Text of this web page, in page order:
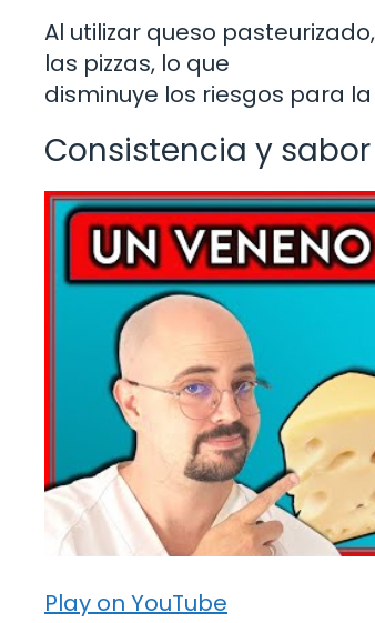
Al utilizar queso
las pizzas, lo que
disminuye los riesgos para
Consistencia y sabor
Play on YouTube